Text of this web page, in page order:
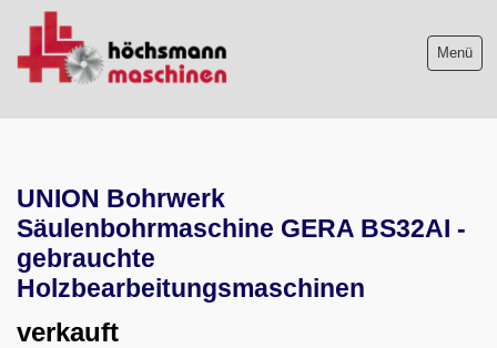
Menü
Maschinenankauf
Shop
Videos
UNION Bohrwerk
Säulenbohrmaschine GERA BS32AI -
gebrauchte
Holzbearbeitungsmaschinen
verkauft